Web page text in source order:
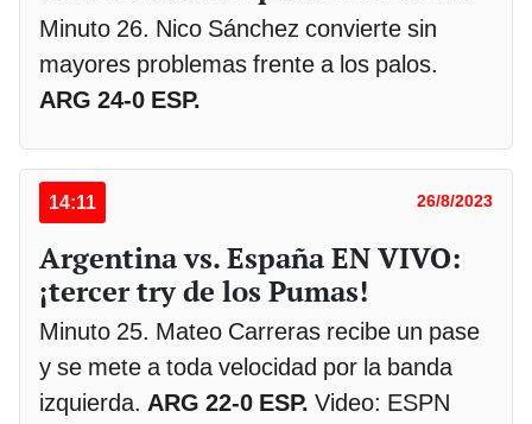
Minuto 26. Nico Sánchez convierte sin
mayores problemas frente a los palos.
ARG 24-0 ESP.
14:11 26/8/2023
Argentina vs. España EN VIVO:
¡tercer try de los Pumas!
Minuto 25. Mateo Carreras recibe un pase
y se mete a toda velocidad por la banda
izquierda. ARG 22-0 ESP. Video: ESPN